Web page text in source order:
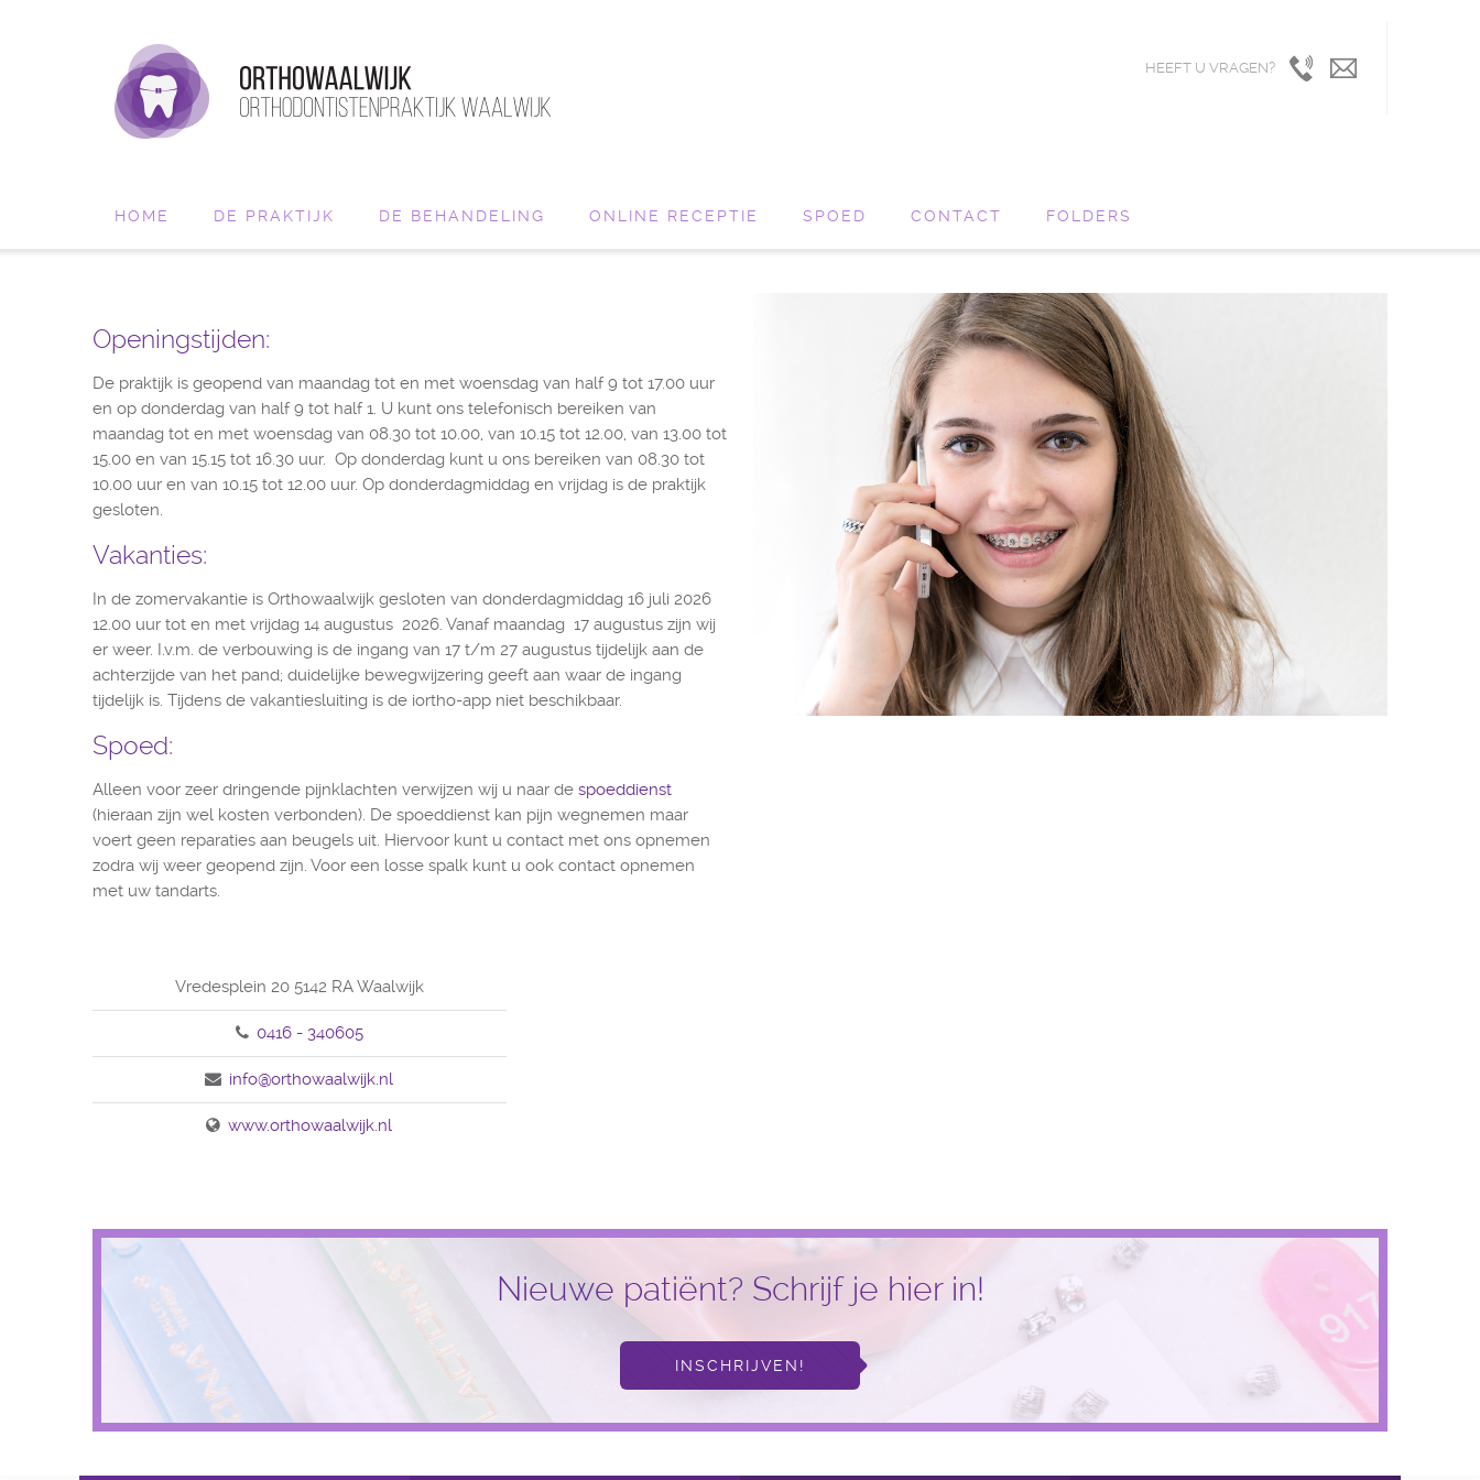
HEEFT U VRAGEN?
0416-
HOME DE PRAKTIJK DE BEHANDELING ONLINE RECEPTIE SPOED CONTACT FOLDERS
Openingstijden:
De praktijk is geopend van maandag tot en met woensdag van half 9 tot 17.00 uur
en op donderdag van half 9 tot half 1. U kunt ons telefonisch bereiken van
maandag tot en met woensdag van 08.30 tot 10.00, van 10.15 tot 12.00, van 13.00 tot
15.00 en van 15.15 tot 16.30 uur. Op donderdag kunt u ons bereiken van 08.30 tot
10.00 uur en van 10.15 tot 12.00 uur. Op donderdagmiddag en vrijdag is de praktijk
gesloten.
Vakanties:
In de zomervakantie is Orthowaalwijk gesloten van donderdagmiddag 16 juli 2026
12.00 uur tot en met vrijdag 14 augustus 2026. Vanaf maandag 17 augustus zijn wij
er weer. I.v.m. de verbouwing is de ingang van 17 t/m 27 augustus tijdelijk aan de
achterzijde van het pand; duidelijke bewegwijzering geeft aan waar de ingang
tijdelijk is. Tijdens de vakantiesluiting is de iortho-app niet beschikbaar.
Spoed:
Alleen voor zeer dringende pijnklachten verwijzen wij u naar de spoeddienst
(hieraan zijn wel kosten verbonden). De spoeddienst kan pijn wegnemen maar
voert geen reparaties aan beugels uit. Hiervoor kunt u contact met ons opnemen
zodra wij weer geopend zijn. Voor een losse spalk kunt u ook contact opnemen
met uw tandarts.
Vredesplein 20 5142 RA Waalwijk
0416 - 340605
info@orthowaalwijk.nl
www.orthowaalwijk.nl
Nieuwe patiënt? Schrijf je hier in!
INSCHRIJVEN!